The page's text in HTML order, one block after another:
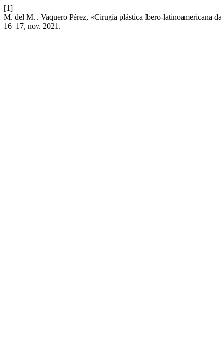
[1]
M. del M. . Vaquero Pérez, «Cirugía plástica Ibero-latinoamericana
16–17, nov. 2021.